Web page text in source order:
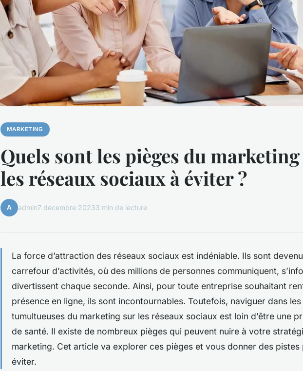
MARKETING
Quels sont les pièges du
les réseaux sociaux à éviter ?
A admin7 décembre 20233 min de lecture
La force d’attraction des réseaux sociaux est indéniable. Ils sont
carrefour d’activités, où des millions de personnes communiquent,
divertissent chaque seconde. Ainsi, pour toute entreprise souhaitant
présence en ligne, ils sont incontournables. Toutefois, naviguer dans les
tumultueuses du marketing sur les réseaux sociaux est loin d’être une
de santé. Il existe de nombreux pièges qui peuvent nuire à votre
marketing. Cet article va explorer ces pièges et vous donner des pistes
éviter.